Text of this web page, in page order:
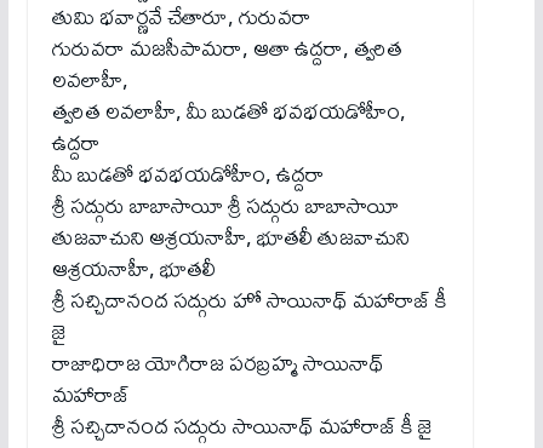
తుమి భవార్ణవే చేతారూ, గురువరా
గురువరా మజసీపామరా, ఆతా ఉద్దరా, త్వరిత
లవలాహీ,
త్వరిత లవలాహీ, మీ బుడతో భవభయడోహీం,
ఉద్దరా
మీ బుడతో భవభయడోహీం, ఉద్దరా
శ్రీ సద్గురు బాబాసాయీ శ్రీ సద్గురు బాబాసాయీ
తుజవాచుని ఆశ్రయనాహీ, భూతలీ తుజవాచుని
ఆశ్రయనాహీ, భూతలీ
శ్రీ సచ్చిదానంద సద్గురు హో సాయినాథ్ మహారాజ్ కీ
జై
రాజాధిరాజ యోగిరాజ పరబ్రహ్మ సాయినాథ్
మహారాజ్
శ్రీ సచ్చిదానంద సద్గురు సాయినాథ్ మహారాజ్ కీ జై